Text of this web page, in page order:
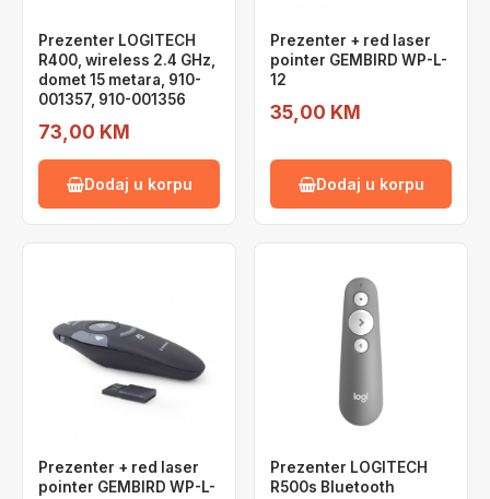
Prezenter LOGITECH
R400, wireless 2.4 GHz,
domet 15 metara, 910-
001357, 910-001356
73,00 KM
Dodaj u korpu
Prezenter + red laser
pointer GEMBIRD WP-L-
12
35,00 KM
Dodaj u korpu
Prezenter + red laser
pointer GEMBIRD WP-L-
Prezenter LOGITECH
R500s Bluetooth